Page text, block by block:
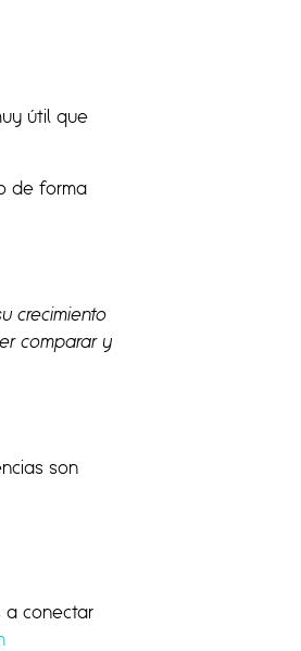
útil que
de forma
crecimiento
comparar y
son
a conectar